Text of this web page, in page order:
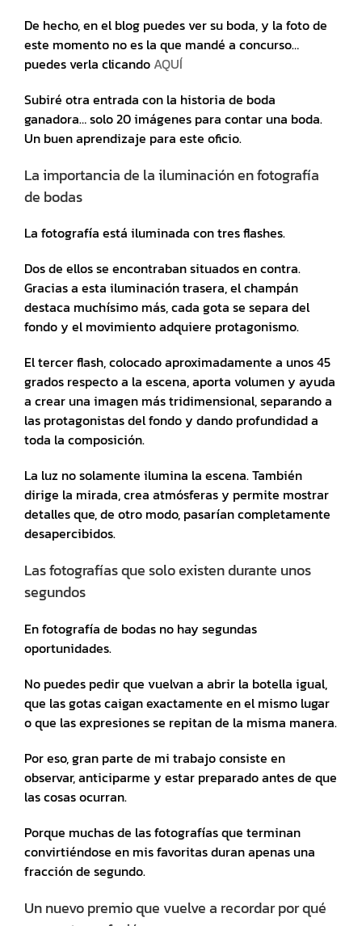
De hecho, en el blog puedes ver su boda, y la foto de
este momento no es la que mandé a concurso…
puedes verla clicando AQUÍ
Subiré otra entrada con la historia de boda
ganadora… solo 20 imágenes para contar una boda.
Un buen aprendizaje para este oficio.
La importancia de la iluminación en fotografía
de bodas
La fotografía está iluminada con tres flashes.
Dos de ellos se encontraban situados en contra.
Gracias a esta iluminación trasera, el champán
destaca muchísimo más, cada gota se separa del
fondo y el movimiento adquiere protagonismo.
El tercer flash, colocado aproximadamente a unos 45
grados respecto a la escena, aporta volumen y ayuda
a crear una imagen más tridimensional, separando a
las protagonistas del fondo y dando profundidad a
toda la composición.
La luz no solamente ilumina la escena. También
dirige la mirada, crea atmósferas y permite mostrar
detalles que, de otro modo, pasarían completamente
desapercibidos.
Las fotografías que solo existen durante unos
segundos
En fotografía de bodas no hay segundas
oportunidades.
No puedes pedir que vuelvan a abrir la botella igual,
que las gotas caigan exactamente en el mismo lugar
o que las expresiones se repitan de la misma manera.
Por eso, gran parte de mi trabajo consiste en
observar, anticiparme y estar preparado antes de que
las cosas ocurran.
Porque muchas de las fotografías que terminan
convirtiéndose en mis favoritas duran apenas una
fracción de segundo.
Un nuevo premio que vuelve a recordar por qué